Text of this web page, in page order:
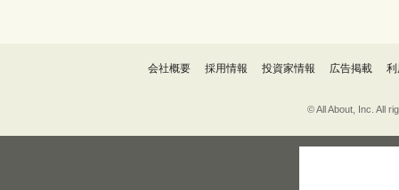
会社概要 採用情報 投資家情報 広告掲載
© All About, Inc. All